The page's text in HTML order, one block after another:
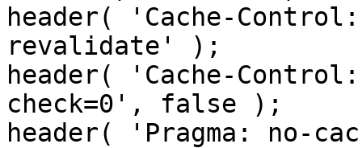
header( 'Cache-
revalidate' );
header( 'Cache-
check=0', false );
header( 'Pragma: no-